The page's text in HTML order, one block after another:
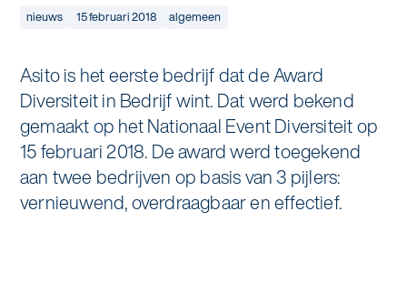
Specialistische schoonmaak
Graffitireiniging
Glas- en gevelreiniging
Industrie
Mobiliteit
Onderwijs
Overheid
Recreatie
Ons verhaal
Asito impuls
Sponsoring
nieuws 15 februari 2018 algemeen
Asito is het eerste bedrijf dat de Award
Diversiteit in Bedrijf wint. Dat werd bekend
gemaakt op het Nationaal Event Diversiteit op
15 februari 2018. De award werd toegekend
aan twee bedrijven op basis van 3 pijlers:
vernieuwend, overdraagbaar en effectief.